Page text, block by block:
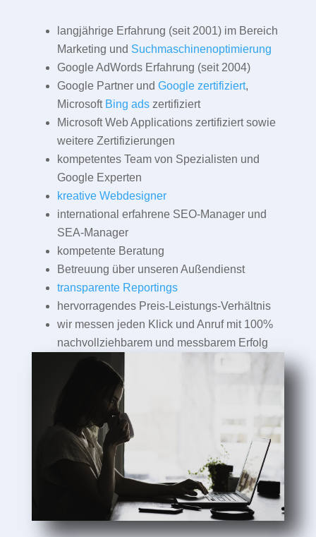
langjährige Erfahrung (seit 2001) im Bereich
Marketing und Suchmaschinenoptimierung
Google AdWords Erfahrung (seit 2004)
Google Partner und Google zertifiziert,
Microsoft Bing adszertifiziert
Microsoft Web Applications zertifiziert sowie
weitere Zertifizierungen
kompetentes Team von Spezialisten und
Google Experten
kreative Webdesigner
international erfahrene SEO-Manager und
SEA-Manager
kompetente Beratung
Betreuung über unseren Außendienst
transparente Reportings
hervorragendes Preis-Leistungs-Verhältnis
wir messen jeden Klick und Anruf mit 100%
nachvollziehbarem und messbarem Erfolg